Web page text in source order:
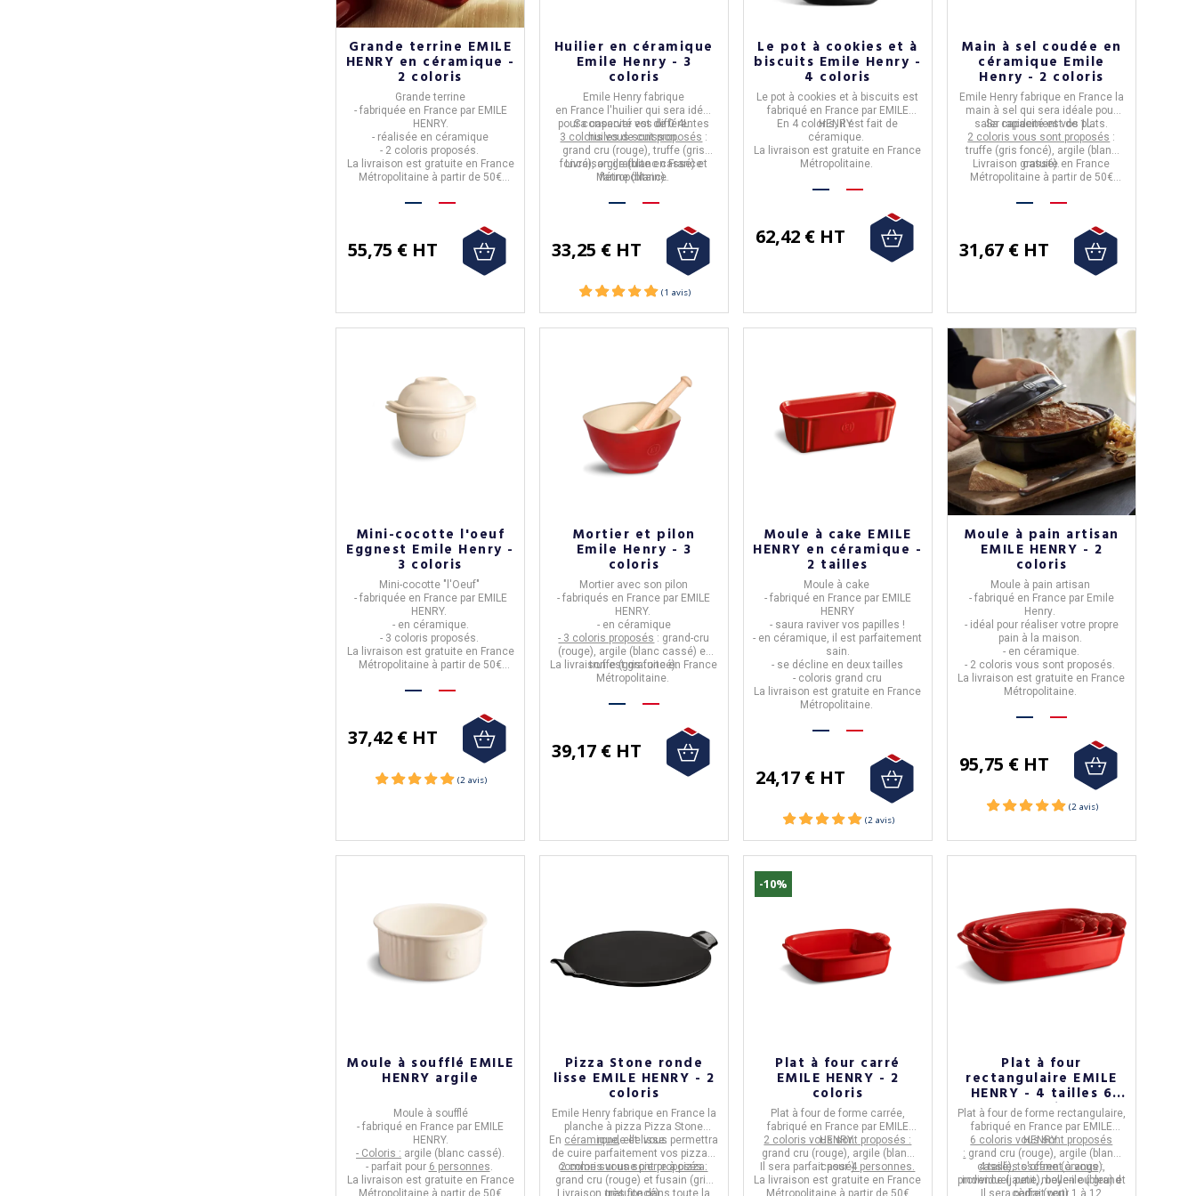
Grande terrine EMILE
HENRY en céramique -
2 coloris
Grande terrine
- fabriquée en France par EMILE
HENRY.
- réalisée en céramique
- 2 coloris proposés.
La livraison est gratuiteen France
Métropolitaine à partir de 50€
55,75 € HT
Huilier en céramique
Emile Henry - 3
coloris
Emile Henry fabrique
en France l' huilier qui sera idéal
pour conserver vos différentes
huiles de cuisson.
Sa capacité est de0.4L.
3 coloris vous sont proposés :
grand cru (rouge), truffe (gris
foncé), argile (blanc cassé) et
farine (blanc).
Livraison gratuite en France
Métropolitaine.
33,25 € HT
Le pot à cookies et à
biscuits Emile Henry -
4 coloris
Le pot à cookies et à biscuits est
fabriqué en France par EMILE
HENRY.
En 4 coloris, il est fait de
céramique.
La livraison est gratuite en France
Métropolitaine.
62,42 € HT
Main à sel coudée en
céramique Emile
Henry - 2 coloris
Emile Henryfabrique en France la
main à sel qui sera idéale pour
saler rapidement vos plats.
Sa capacité est de 1L.
2 coloris vous sont proposés :
truffe (gris foncé), argile (blanc
cassé).
Livraison gratuite en France
Métropolitaine à partir de 50€
31,67 € HT
Mini-cocotte l'oeuf
Eggnest Emile Henry -
3 coloris
Mini-cocotte "l'Oeuf"
- fabriquée en France par EMILE
HENRY.
- en céramique.
- 3 coloris proposés.
La livraison est gratuite en France
Métropolitaine à partir de 50€
37,42 € HT
Mortier et pilon
Emile Henry - 3
coloris
Mortier avec son pilon
- fabriqués en France par EMILE
HENRY.
- en céramique
- 3 coloris proposés : grand-cru
(rouge), argile (blanc cassé) et
truffe (gris foncé).
La livraison est gratuite en France
Métropolitaine.
39,17 € HT
Moule à cake EMILE
HENRY en céramique -
2 tailles
Moule à cake
- fabriqué en Francepar EMILE
HENRY
- saura raviver vos papilles !
- en céramique, il est parfaitement
sain.
- se décline en deux tailles
- coloris grand cru
La livraison est gratuite en France
Métropolitaine.
24,17 € HT
Moule à pain artisan
EMILE HENRY - 2
coloris
Moule à pain artisan
- fabriqué en Francepar Emile
Henry.
- idéal pour réaliser votre propre
pain à la maison.
- en céramique.
- 2 coloris vous sont proposés.
La livraison est gratuite en France
Métropolitaine.
95,75 € HT
Moule à soufflé EMILE
HENRY argile
Moule à soufflé
-fabriqué en France par EMILE
HENRY.
- Coloris : argile (blanc cassé).
- parfait pour 6 personnes.
La livraison est gratuite en France
Métropolitaine à partir de 50€
Pizza Stone ronde
lisse EMILE HENRY - 2
coloris
Emile Henryfabrique en Francela
planche à pizza Pizza Stone
ronde et lisse.
En céramique, elle vous permettra
de cuire parfaitement vos pizzas,
comme sur une pierre à pizza.
2 coloris vous sont proposés :
grand cru (rouge) et fusain (gris
très foncé).
Livraison gratuite dans toute la
-10%
Plat à four carré
EMILE HENRY - 2
coloris
Plat à four de forme carrée,
fabriqué en France par EMILE
HENRY.
2 coloris vous sont proposés :
grand cru (rouge), argile (blanc
cassé)
Il sera parfait pour4 personnes.
La livraison est gratuite en France
Métropolitaine à partir de 50€
Plat à four
rectangulaire EMILE
HENRY - 4 tailles 6
coloris
Plat à four de forme rectangulaire,
fabriqué en France par EMILE
HENRY.
6 coloris vous sont proposés
: grand cru (rouge), argile (blanc
cassé), toscane (orange),
provence (jaune), belle-ile (bleu) et
cèdre (vert).
4 tailles s'offrent à vous:
individuel, petit, moyen ou grand
Il sera parfait pour 1 à 12